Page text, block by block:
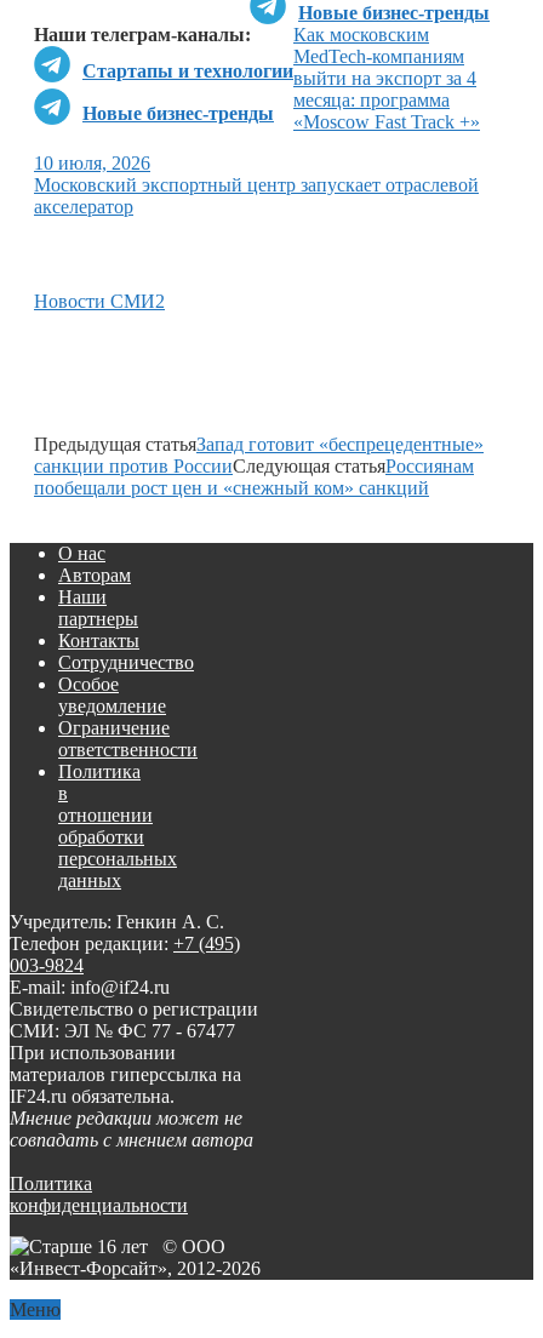
Новые бизнес-тренды
Наши телеграм-каналы:
Стартапы и технологии
Новые бизнес-тренды
Как московским
MedTech-компаниям
выйти на экспорт за 4
месяца: программа
«Moscow Fast Track +»
10 июля, 2026
Московский экспортный центр запускает отраслевой
акселератор
Новости СМИ2
Предыдущая статьяЗапад готовит «беспрецедентные»
санкции против РоссииСледующая статьяРоссиянам
пообещали рост цен и «снежный ком» санкций
О нас
Авторам
Наши
партнеры
Контакты
Сотрудничество
Особое
уведомление
Ограничение
ответственности
Политика
в
отношении
обработки
персональных
данных
Учредитель: Генкин А. С.
Телефон редакции: +7 (495)
003-9824
E-mail: info@if24.ru
Свидетельство о регистрации
СМИ: ЭЛ № ФС 77 - 67477
При использовании
материалов гиперссылка на
IF24.ru обязательна.
Мнение редакции может не
совпадать с мнением автора
Политика
конфиденциальности
© ООО
«Инвест-Форсайт», 2012-2026
Меню